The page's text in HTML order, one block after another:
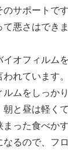
サポートで
悪さはできま
オフィルム
れています。
ムをしっか
朝と昼は軽く
まった食べか
るので、フ